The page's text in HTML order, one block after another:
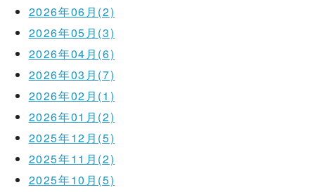
2026年06月(2)
2026年05月(3)
2026年04月(6)
2026年03月(7)
2026年02月(1)
2026年01月(2)
2025年12月(5)
2025年11月(2)
2025年10月(5)